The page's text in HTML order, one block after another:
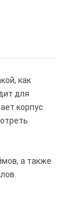
как
для
корпус
а также